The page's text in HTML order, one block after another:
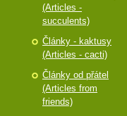
(Articles -
succulents)
Články - kaktusy
(Articles - cacti)
Články od přátel
(Articles from
friends)